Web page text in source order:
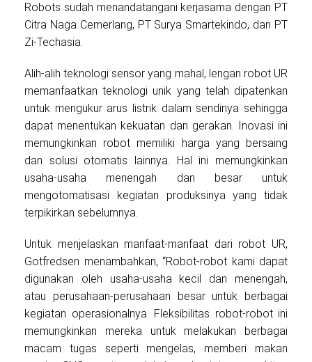
Robots sudah menandatangani kerjasama dengan PT
Citra Naga Cemerlang, PT Surya Smartekindo, dan PT
Zi-Techasia.
Alih-alih teknologi sensor yang mahal, lengan robot UR
memanfaatkan teknologi unik yang telah dipatenkan
untuk mengukur arus listrik dalam sendinya sehingga
dapat menentukan kekuatan dan gerakan. Inovasi ini
memungkinkan robot memiliki harga yang bersaing
dan solusi otomatis lainnya. Hal ini memungkinkan
usaha-usaha menengah dan besar untuk
mengotomatisasi kegiatan produksinya yang tidak
terpikirkan sebelumnya.
Untuk menjelaskan manfaat-manfaat dari robot UR,
Gotfredsen menambahkan, “Robot-robot kami dapat
digunakan oleh usaha-usaha kecil dan menengah,
atau perusahaan-perusahaan besar untuk berbagai
kegiatan operasionalnya. Fleksibilitas robot-robot ini
memungkinkan mereka untuk melakukan berbagai
macam tugas seperti mengelas, memberi makan